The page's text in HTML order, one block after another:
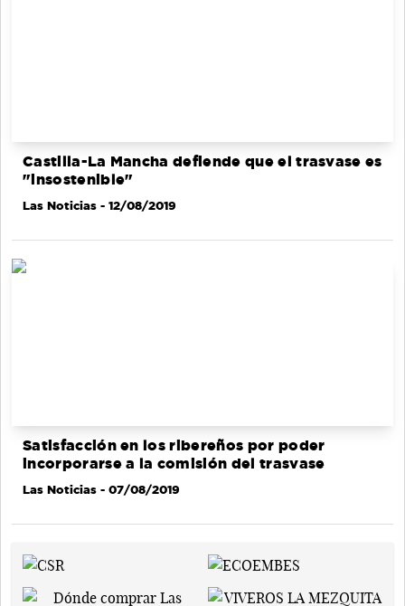
Castilla-La Mancha defiende que el trasvase es
"insostenible"
Las Noticias - 12/08/2019
Satisfacción en los ribereños por poder
incorporarse a la comisión del trasvase
Las Noticias - 07/08/2019